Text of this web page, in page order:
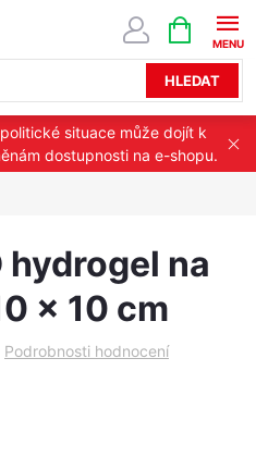
HLEDAT
NÁKUPNÍ
KOŠÍK
situace může dojít k
dostupnosti na e-shopu.
hydrogel na
x 10 cm
Podrobnosti hodnocení